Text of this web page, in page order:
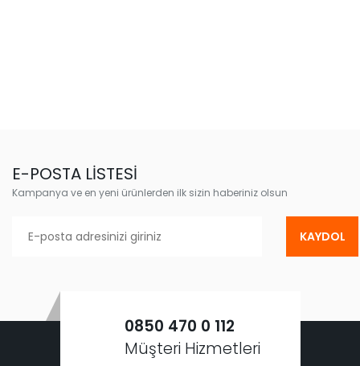
E-POSTA LİSTESİ
Kampanya ve en yeni ürünlerden ilk sizin haberiniz olsun
KAYDOL
0850 470 0 112
Müşteri Hizmetleri